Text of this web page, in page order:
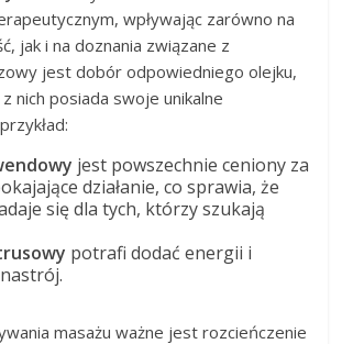
wpływając zarówno na
jak i na doznania związane z
jest dobór odpowiedniego olejku,
nich posiada swoje unikalne
jest powszechnie ceniony za
działanie, co sprawia, że
się dla tych, którzy szukają
potrafi dodać energii i
masażu ważne jest rozcieńczenie